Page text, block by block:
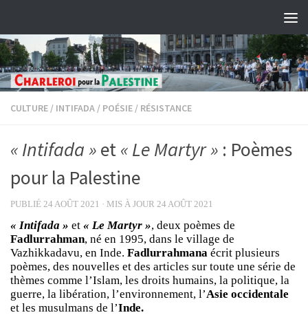
CULTURE / INTIFADA / POÉSIE / RÉSISTANCE
« Intifada » et « Le Martyr » : Poèmes
pour la Palestine
PUBLIÉ 24 AOÛT 2021 · MIS À JOUR 24 AOÛT 2021
« Intifada » et « Le Martyr », deux poèmes de
Fadlurrahman, né en 1995, dans le village de
Vazhikkadavu, en Inde. Fadlurrahmana écrit plusieurs
poèmes, des nouvelles et des articles sur toute une série de
thèmes comme l’Islam, les droits humains, la politique, la
guerre, la libération, l’environnement, l’Asie occidentale
et les musulmans de l’Inde.